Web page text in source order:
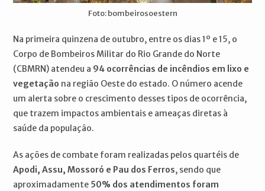
Foto: bombeirosoestern
Na primeira quinzena de outubro, entre os dias 1º e 15, o
Corpo de Bombeiros Militar do Rio Grande do Norte
(CBMRN) atendeu a 94 ocorrências de incêndios em lixo e
vegetação na região Oeste do estado. O número acende
um alerta sobre o crescimento desses tipos de ocorrência,
que trazem impactos ambientais e ameaças diretas à
saúde da população.
As ações de combate foram realizadas pelos quartéis de
Apodi, Assu, Mossoró e Pau dos Ferros, sendo que
aproximadamente 50% dos atendimentos foram